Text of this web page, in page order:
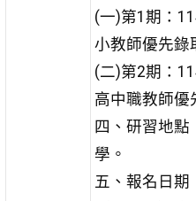
(一)第1期：
小教師優先錄
(二)第2期：
高中職教師優
四、研習地點
學。
五、報名日期